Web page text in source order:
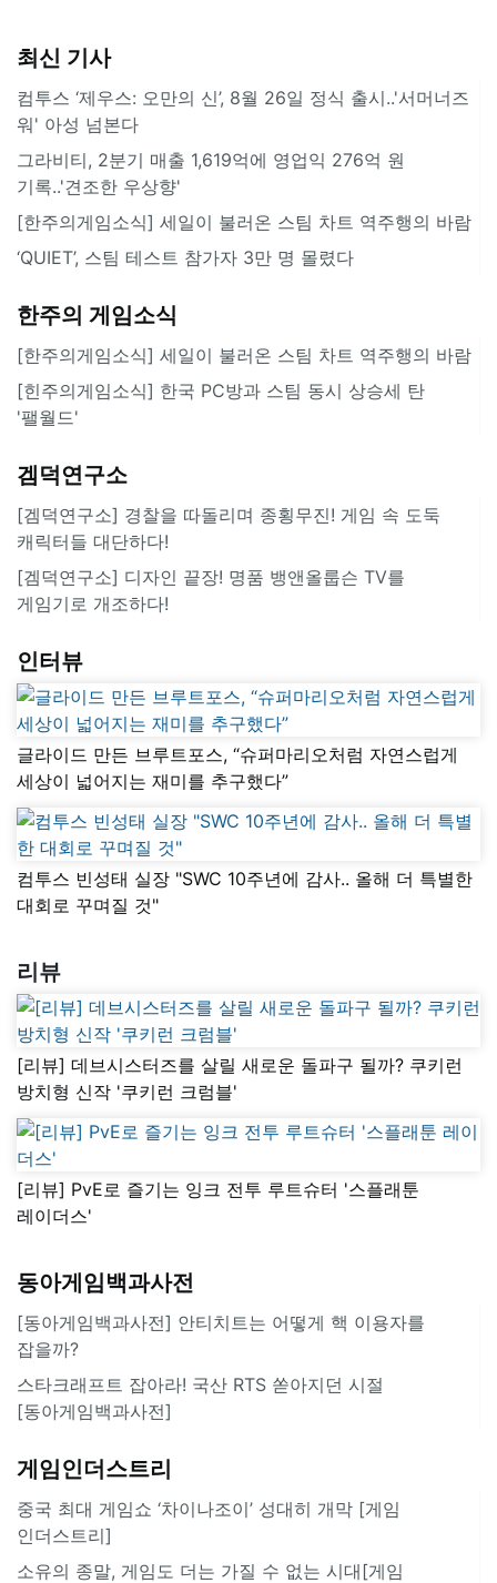
최신 기사
컴투스 ‘제우스: 오만의 신’, 8월 26일 정식 출시..'서머너즈
워' 아성 넘본다
그라비티, 2분기 매출 1,619억에 영업익 276억 원
기록..'견조한 우상향'
[한주의게임소식] 세일이 불러온 스팀 차트 역주행의 바람
‘QUIET’, 스팀 테스트 참가자 3만 명 몰렸다
한주의 게임소식
[한주의게임소식] 세일이 불러온 스팀 차트 역주행의 바람
[힌주의게임소식] 한국 PC방과 스팀 동시 상승세 탄
'팰월드'
겜덕연구소
[겜덕연구소] 경찰을 따돌리며 종횡무진! 게임 속 도둑
캐릭터들 대단하다!
[겜덕연구소] 디자인 끝장! 명품 뱅앤올룹슨 TV를
게임기로 개조하다!
인터뷰
글라이드 만든 브루트포스, “슈퍼마리오처럼 자연스럽게
세상이 넓어지는 재미를 추구했다”
컴투스 빈성태 실장 "SWC 10주년에 감사.. 올해 더 특별한
대회로 꾸며질 것"
리뷰
[리뷰] 데브시스터즈를 살릴 새로운 돌파구 될까? 쿠키런
방치형 신작 '쿠키런 크럼블'
[리뷰] PvE로 즐기는 잉크 전투 루트슈터 '스플래툰
레이더스'
동아게임백과사전
[동아게임백과사전] 안티치트는 어떻게 핵 이용자를
잡을까?
스타크래프트 잡아라! 국산 RTS 쏟아지던 시절
[동아게임백과사전]
게임인더스트리
중국 최대 게임쇼 ‘차이나조이’ 성대히 개막 [게임
인더스트리]
소유의 종말, 게임도 더는 가질 수 없는 시대[게임